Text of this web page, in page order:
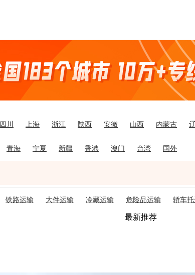
四川 上海 浙江 陕西 安徽 山西 内蒙古
青海 宁夏 新疆 香港 澳门 台湾 国外
铁路运输 大件运输 冷藏运输 危险品运输 轿车托
最新推荐